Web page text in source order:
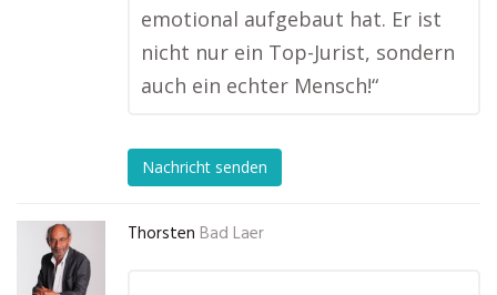
emotional aufgebaut hat. Er ist
nicht nur ein Top-Jurist, sondern
auch ein echter Mensch!“
Nachricht senden
Thorsten Bad Laer